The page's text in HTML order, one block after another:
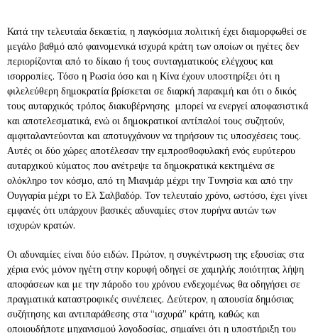
Κατά την τελευταία δεκαετία, η παγκόσμια πολιτική έχει διαμορφωθεί σε
μεγάλο βαθμό από φαινομενικά ισχυρά κράτη των οποίων οι ηγέτες δεν
περιορίζονται από το δίκαιο ή τους συνταγματικούς ελέγχους και
ισορροπίες. Τόσο η Ρωσία όσο και η Κίνα έχουν υποστηρίξει ότι η
φιλελεύθερη δημοκρατία βρίσκεται σε διαρκή παρακμή και ότι ο δικός
τους αυταρχικός τρόπος διακυβέρνησης μπορεί να ενεργεί αποφασιστικά
και αποτελεσματικά, ενώ οι δημοκρατικοί αντίπαλοί τους συζητούν,
αμφιταλαντεύονται και αποτυγχάνουν να τηρήσουν τις υποσχέσεις τους.
Αυτές οι δύο χώρες αποτέλεσαν την εμπροσθοφυλακή ενός ευρύτερου
αυταρχικού κύματος που ανέτρεψε τα δημοκρατικά κεκτημένα σε
ολόκληρο τον κόσμο, από τη Μιανμάρ μέχρι την Τυνησία και από την
Ουγγαρία μέχρι το Ελ Σαλβαδόρ. Τον τελευταίο χρόνο, ωστόσο, έχει γίνει
εμφανές ότι υπάρχουν βασικές αδυναμίες στον πυρήνα αυτών των
ισχυρών κρατών.
Οι αδυναμίες είναι δύο ειδών. Πρώτον, η συγκέντρωση της εξουσίας στα
χέρια ενός μόνον ηγέτη στην κορυφή οδηγεί σε χαμηλής ποιότητας λήψη
αποφάσεων και με την πάροδο του χρόνου ενδεχομένως θα οδηγήσει σε
πραγματικά καταστροφικές συνέπειες. Δεύτερον, η απουσία δημόσιας
συζήτησης και αντιπαράθεσης στα “ισχυρά” κράτη, καθώς και
οποιουδήποτε μηχανισμού λογοδοσίας, σημαίνει ότι η υποστήριξη του